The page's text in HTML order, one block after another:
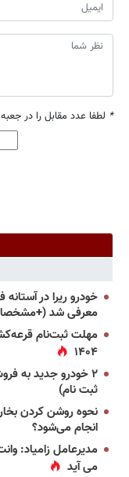
* لطفا عدد مقابل را در
خودرو ریرا در
معرفی شد (+مشخصات
مهلت ثبت‌نام
۱۴۰۴
۲ خودرو جدید به
ثبت نام)
نحوه روشن کردن
انجام می‌شود؟
مدیرعامل زامیاد:
می آید